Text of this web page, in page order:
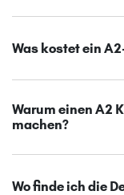
Was kostet ein
Warum einen A2
machen?
Wo finde ich die